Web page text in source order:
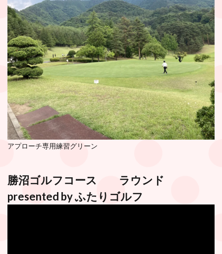
アプローチ専用練習グリーン
勝沼ゴルフコース
ラウンド
presented by ふたりゴルフ